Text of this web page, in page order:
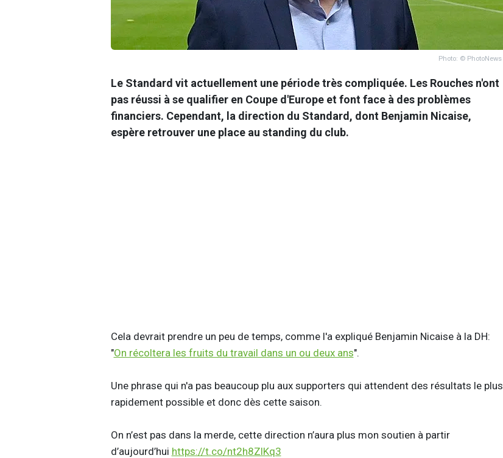
Photo: © PhotoNews
Le Standard vit actuellement une période très compliquée. Les Rouches n'ont
pas réussi à se qualifier en Coupe d'Europe et font face à des problèmes
financiers. Cependant, la direction du Standard, dont Benjamin Nicaise,
espère retrouver une place au standing du club.
Cela devrait prendre un peu de temps, comme l'a expliqué Benjamin Nicaise à la DH:
"On récoltera les fruits du travail dans un ou deux ans".
Une phrase qui n'a pas beaucoup plu aux supporters qui attendent des résultats le plus
rapidement possible et donc dès cette saison.
On n’est pas dans la merde, cette direction n’aura plus mon soutien à partir
d’aujourd’hui https://t.co/nt2h8ZlKq3